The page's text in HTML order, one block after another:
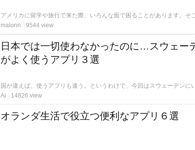
malonn
9544 view
日本では一切使わなかったのに…スウェー
がよく使うアプリ３選
Ai
14826 view
オランダ生活で役立つ便利なアプリ６選